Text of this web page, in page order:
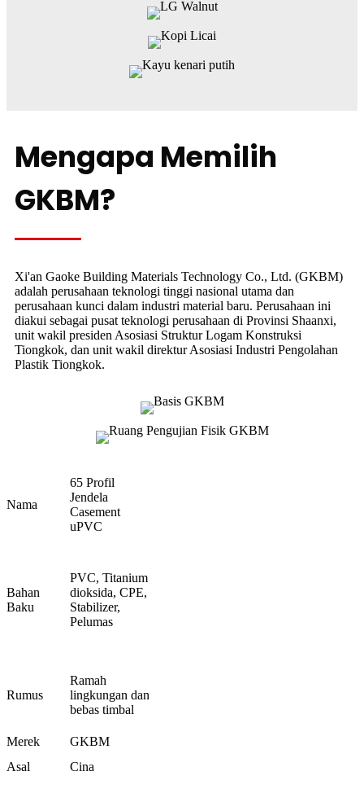
Mengapa Memilih
GKBM?
Xi'an Gaoke Building Materials Technology Co., Ltd. (GKBM)
adalah perusahaan teknologi tinggi nasional utama dan
perusahaan kunci dalam industri material baru. Perusahaan ini
diakui sebagai pusat teknologi perusahaan di Provinsi Shaanxi,
unit wakil presiden Asosiasi Struktur Logam Konstruksi
Tiongkok, dan unit wakil direktur Asosiasi Industri Pengolahan
Plastik Tiongkok.
Nama
65 Profil
Jendela
Casement
uPVC
Bahan
Baku
PVC, Titanium
dioksida, CPE,
Stabilizer,
Pelumas
Rumus
Ramah
lingkungan dan
bebas timbal
Merek
GKBM
Asal
Cina